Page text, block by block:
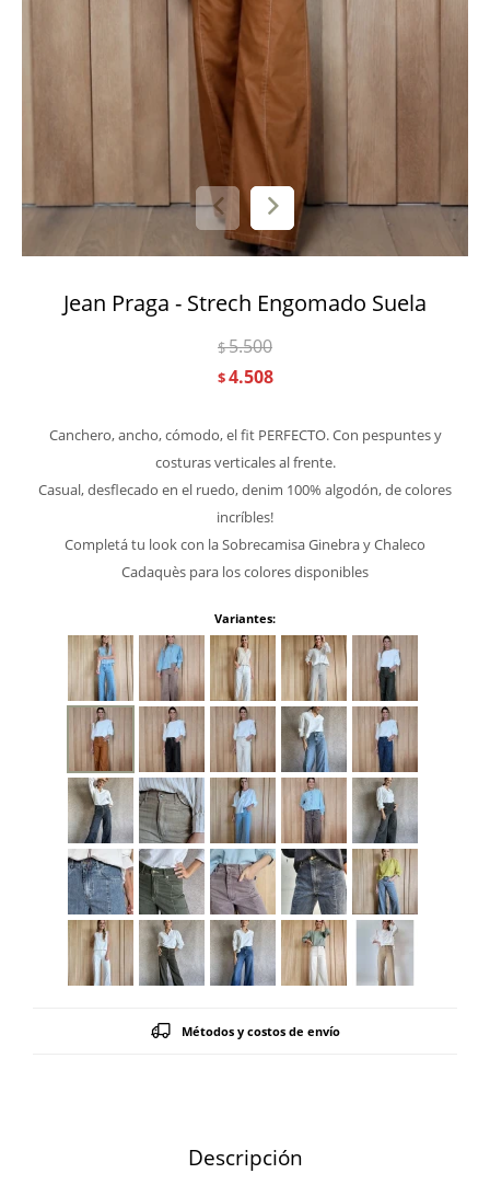
Jean Praga - Strech Engomado Suela
$4.508
$5.500
Canchero, ancho, cómodo, el fit PERFECTO. Con pespuntes y
costuras verticales al frente.
Casual, desflecado en el ruedo, denim 100% algodón, de colores
incríbles!
Completá tu look con la Sobrecamisa Ginebra y Chaleco
Cadaquès para los colores disponibles
Variantes:
Métodos y costos de envío
Descripción